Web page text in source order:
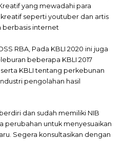
yang mewadahi para
seperti youtuber dan artis
berbasis internet
RBA, Pada KBLI 2020 ini juga
beberapa KBLI 2017
KBLI tentang perkebunan
pengolahan hasil
dan sudah memiliki NIB
perubahan untuk menyesuaikan
Segera konsultasikan dengan